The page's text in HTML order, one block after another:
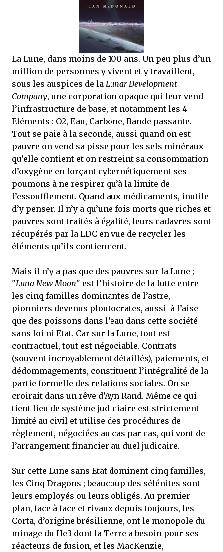
j’ai dit au sujet des tomes précédents : tant l’univers que les protagonistes
La Lune, dans moins de 100 ans. Un peu plus d’un
million de personnes y vivent et y travaillent,
sous les auspices de la Lunar Development
Company, une corporation opaque qui leur vend
l’infrastructure de base, et notamment les 4
Eléments : O2, Eau, Carbone, Bande passante.
Tout se paie à la seconde, aussi quand on est
pauvre on vend sa pisse pour les sels minéraux
qu’elle contient et on restreint sa consommation
d’oxygène en forçant cybernétiquement ses
poumons à ne respirer qu’à la limite de
l’essoufflement. Quand aux médicaments, inutile
d’y penser. Il n’y a qu’une fois morts que riches et
pauvres sont traités à égalité, leurs cadavres sont
récupérés par la LDC en vue de recycler les
éléments qu’ils contiennent.
Mais il n’y a pas que des pauvres sur la Lune ;
"Luna New Moon" est l’histoire de la lutte entre
les cinq familles dominantes de l’astre,
pionniers devenus ploutocrates, aussi à l’aise
que des poissons dans l’eau dans cette société
sans loi ni Etat. Car sur la Lune, tout est
contractuel, tout est négociable. Contrats
(souvent incroyablement détaillés), paiements, et
dédommagements, constituent l’intégralité de la
partie formelle des relations sociales. On se
croirait dans un rêve d’Ayn Rand. Même ce qui
tient lieu de système judiciaire est strictement
limité au civil et utilise des procédures de
règlement, négociées au cas par cas, qui vont de
l’arrangement financier au duel judicaire.
Sur cette Lune sans Etat dominent cinq familles,
les Cinq Dragons ; beaucoup des sélénites sont
leurs employés ou leurs obligés. Au premier
plan, face à face et rivaux depuis toujours, les
Corta, d’origine brésilienne, ont le monopole du
minage du He3 dont la Terre a besoin pour ses
réacteurs de fusion, et les MacKenzie,